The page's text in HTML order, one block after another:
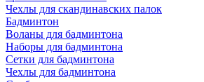
Чехлы для скандинавских палок
Бадминтон
Воланы для бадминтона
Наборы для бадминтона
Сетки для бадминтона
Чехлы для бадминтона